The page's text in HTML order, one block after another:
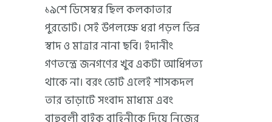
১৯শে ডিসেম্বর ছিল কলকাতার
পুরভোট। সেই উপলক্ষে ধরা পড়ল ভিন্ন
স্বাদ ও মাত্রার নানা ছবি। ইদানীং
গণতন্ত্রে জনগণের খুব একটা আধিপত্য
থাকে না। বরং ভোট এলেই শাসকদল
তার ভাড়াটে সংবাদ মাধ্যম এবং
বাহুবলী বাইক বাহিনীকে দিয়ে নিজের